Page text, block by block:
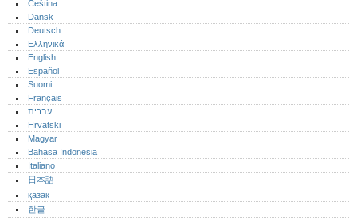
Čeština
Dansk
Deutsch
Ελληνικά
English
Español
Suomi
Français
עברית
Hrvatski
Magyar
Bahasa Indonesia
Italiano
日本語
қазақ
한글